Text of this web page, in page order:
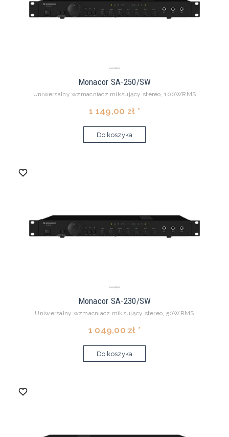
Monacor SA-250/SW
Uniwersalny wzmacniacz miksujący stereo, 100WRMS
1 149,00 zł *
Do koszyka
Monacor SA-230/SW
Uniwersalny wzmacniacz miksujący stereo, 50WRMS
1 049,00 zł *
Do koszyka